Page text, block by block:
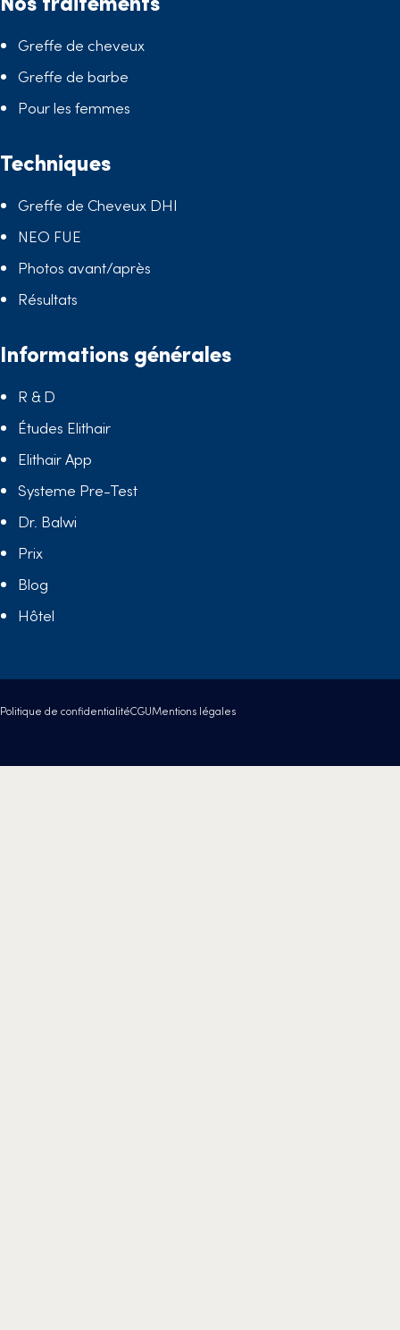
Greffe de cheveux
Greffe de barbe
Pour les femmes
Techniques
Greffe de Cheveux DHI
NEO FUE
Photos avant/après
Résultats
Informations générales
R & D
Études Elithair
Elithair App
Systeme Pre-Test
Dr. Balwi
Prix
Blog
Hôtel
Politique de confidentialitéCGUMentions légales